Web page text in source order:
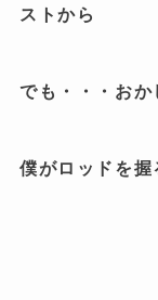
ストから
でも・・・お
僕がロッドを握